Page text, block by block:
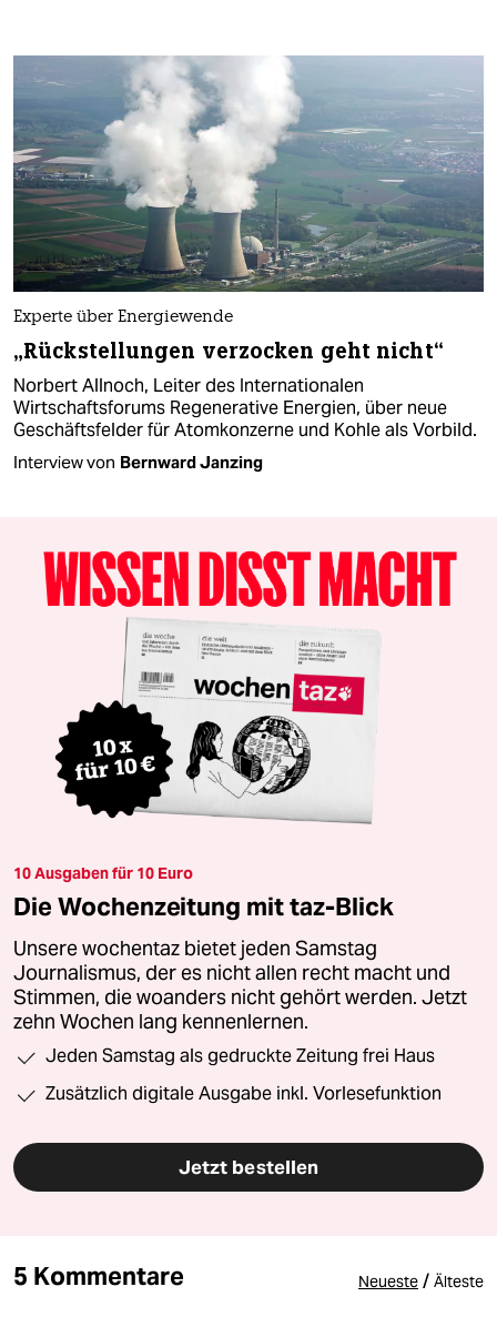
Experte über Energiewende
„Rückstellungen verzocken geht nicht“
Norbert Allnoch, Leiter des Internationalen
Wirtschaftsforums Regenerative Energien, über neue
Geschäftsfelder für Atomkonzerne und Kohle als Vorbild.
Interview von Bernward Janzing
10 Ausgaben für 10 Euro
Die Wochenzeitung mit taz-Blick
Unsere wochentaz bietet jeden Samstag
Journalismus, der es nicht allen recht macht und
Stimmen, die woanders nicht gehört werden. Jetzt
zehn Wochen lang kennenlernen.
Jeden Samstag als gedruckte Zeitung frei Haus
Zusätzlich digitale Ausgabe inkl. Vorlesefunktion
Jetzt bestellen
5 Kommentare Neueste / Älteste